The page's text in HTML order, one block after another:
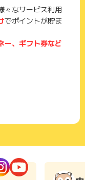
々なサービス利用
でポイントが貯ま
ー、ギフト券など